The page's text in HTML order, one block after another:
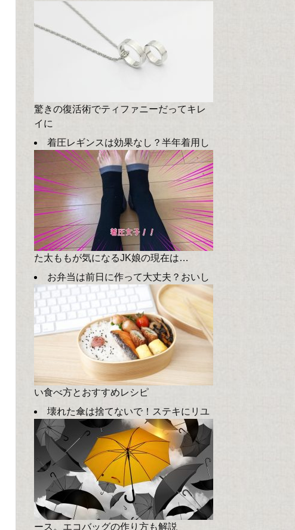
驚きの復活術でティファニーだってキレ
イに
着圧レギンスは効果なし？半年着用し
た太ももが気になるJK娘の現在は…
お弁当は前日に作って大丈夫？おいし
い食べ方とおすすめレシピ
壊れた傘は捨てないで！ステキにリユ
ース。エコバッグの作り方も解説